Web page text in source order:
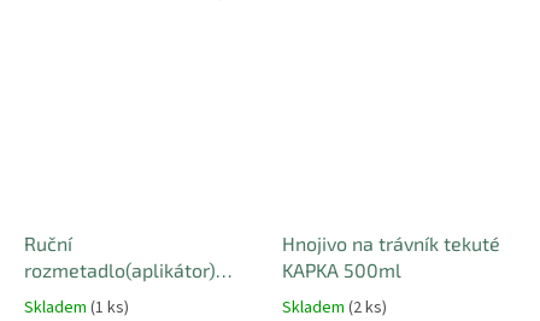
Ruční
rozmetadlo(aplikátor)
hnojiv a travního osení 2,7l
Skladem (1 ks)
Hnojivo na trávník tekuté
KAPKA 500ml
Skladem (2 ks)